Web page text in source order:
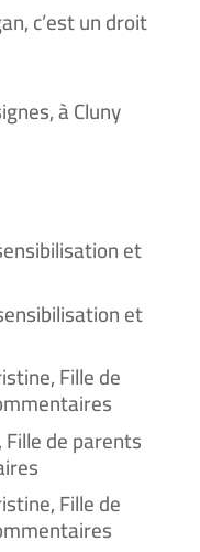
c’est un droit
à Cluny
et
et
Fille de
de parents
Fille de